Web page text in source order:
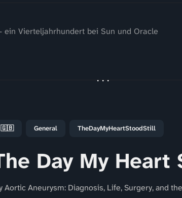
Vierteljahrhundert bei Sun und Oracle
🇬🇧 General TheDayMyHeartStoodStill
Day My Heart
Aortic Aneurysm: Diagnosis, Life, Surgery, and